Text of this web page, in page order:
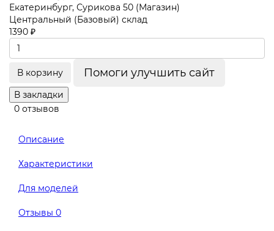
Екатеринбург, Сурикова 50 (Магазин)
Центральный (Базовый) склад
1390 ₽
В корзину Помоги улучшить сайт
В закладки
0 отзывов
Описание
Характеристики
Для моделей
Отзывы 0